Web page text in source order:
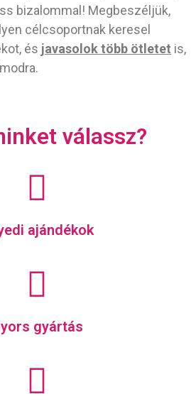
bizalommal! Megbeszéljük,
célcsoportnak keresel
és javasolok több ötletet is,
válassz?
ajándékok
gyártás